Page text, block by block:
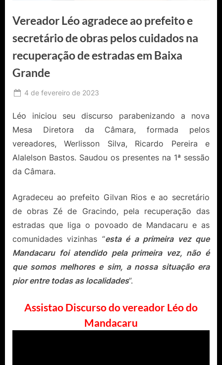
Vereador Léo agradece ao prefeito e
secretário de obras pelos cuidados na
recuperação de estradas em Baixa
Grande
Posted
4 de fevereiro de 2023
Catureba
Léo iniciou seu discurso parabenizando a nova
Mesa Diretora da Câmara, formada pelos
vereadores, Werlisson Silva, Ricardo Pereira e
Alalelson Bastos. Saudou os presentes na 1ª sessão
da Câmara.
Agradeceu ao prefeito Gilvan Rios e ao secretário
de obras Zé de Gracindo, pela recuperação das
estradas que liga o povoado de Mandacaru e as
comunidades vizinhas “esta é a primeira vez que
Mandacaru foi atendido pela primeira vez, não é
que somos melhores e sim, a nossa situação era
pior entre todas as localidades”.
Assistao Discurso do vereador Léo do
Mandacaru